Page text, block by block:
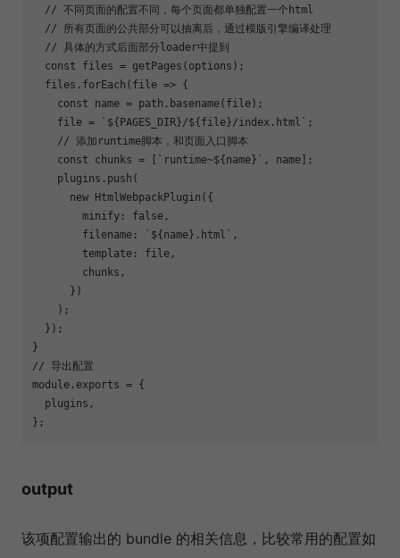
// 不同页面的配置不同，每个页面都单独配置一个html
// 所有页面的公共部分可以抽离后，通过模版引擎编译处理
// 具体的方式后面部分loader中提到
const files = getPages(options);
  files.forEach(
file => {
const name = path.basename(file);
    file =
` ${PAGES_DIR}/${file}/index.html` ;
// 添加runtime脚本，和页面入口脚本
const chunks = [ `runtime~${name} ` , name];
    plugins.push(
new HtmlWebpackPlugin({
minify : false ,
filename : ` ${name} .html` ,
template : file,
        chunks,
      })
    );
  });
// 导出配置
module .exports = {
  plugins,
output
该项配置输出的 bundle 的相关信息，比较常用的配置如